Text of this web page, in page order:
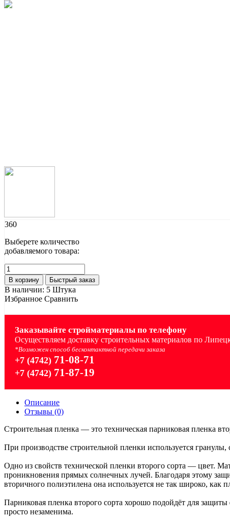
360
Выберете количество
добавляемого товара:
В корзину Быстрый заказ
В наличии: 5 Штука
Избранное Сравнить
Заказывайте стройматериалы по телефону
Осуществляем доставку строительных материалов по
*Возможен способ бесконтактной передачи заказа
+7 (4742) 71-08-71
+7 (4742) 71-87-19
Описание
Отзывы (0)
Строительная пленка — это техническая парниковая пленка
При производстве строительной пленки используется
Одно из свойств технической пленки второго сорта — цвет.
проникновения прямых солнечных лучей. Благодаря этому
вторичного полиэтилена она используется не так широко, как
Парниковая пленка второго сорта хорошо подойдёт для
просто незаменима.